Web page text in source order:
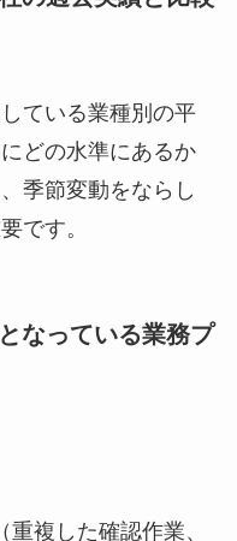
ている業種別の平
どの水準にあるか
季節変動をならし
です。
なっている業務プ
複した確認作業、